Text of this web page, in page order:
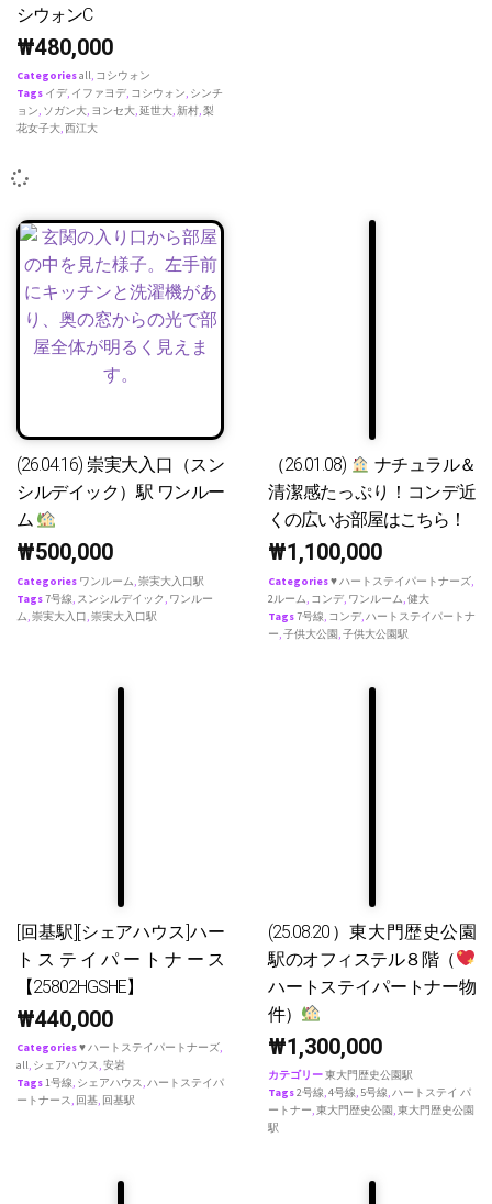
シウォンC
₩480,000
Categoriesall, コシウォン
Tags イデ, イファヨデ, コシウォン, シンチ
ョン, ソガン大, ヨンセ大,延世大,新村,梨
花女子大,西江大
(26.04.16) 崇実大入口（スン
シルデイック）駅 ワンルー
ム
₩500,000
Categories ワンルーム,崇実大入口駅
Tags7号線, スンシルデイック , ワンルー
ム,崇実大入口,崇実大入口駅
（26.01.08)
ナチュラル＆
清潔感たっぷり！コンデ近
くの広いお部屋はこちら！
₩1,100,000
Categories♥ ハートステイパートナーズ,
2ルーム, コンデ, ワンルーム,健大
Tags7号線, コンデ,ハートステイパートナ
ー,子供大公園,子供大公園駅
[回基駅][シェアハウス]ハー
トステイパートナース
【25802HGSHE】
₩440,000
Categories♥ ハートステイパートナーズ,
all, シェアハウス,安岩
Tags1号線, シェアハウス,ハートステイパ
ートナース, 回基, 回基駅
(25.08.20）東大門歴史公園
駅のオフィステル８階（
ハートステイパートナー物
件）
₩1,300,000
カテゴリー東大門歴史公園駅
Tags2号線,4号線, 5号線,ハートステイ パ
ートナー,東大門歴史公園,東大門歴史公園
駅